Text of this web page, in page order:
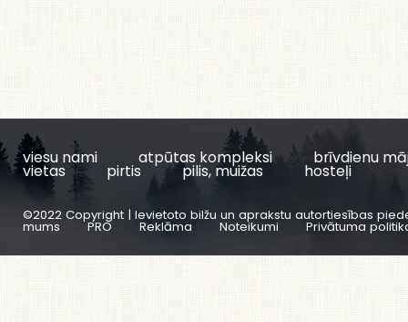
viesu nami atpūtas kompleksi brīvdienu
vietas pirtis pilis, muižas hosteļi
©2022 Copyright | Ievietoto bilžu un aprakstu autortiesības
mums PRO Reklāma Noteikumi Privātuma